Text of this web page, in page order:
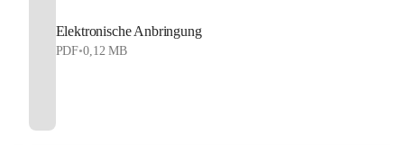
Elektronische Anbringung
PDF•0,12 MB